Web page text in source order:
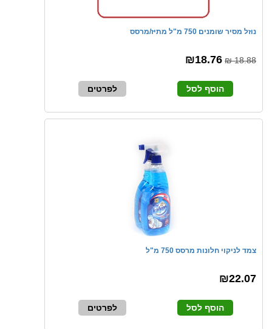
נוזל מסיר שומנים 750 מ"ל מתיז/מרסס
18.88 ₪
₪18.76
הוסף לסל לפרטים
צמד לניקוי חלונות מרסס 750 מ"ל
₪22.07
הוסף לסל לפרטים